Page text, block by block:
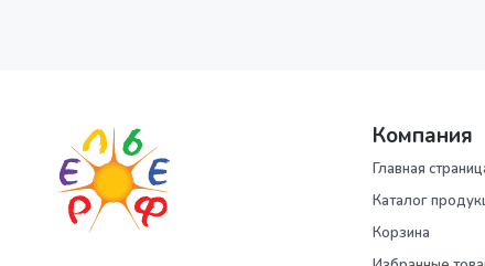
Компания
Главная
Каталог
Корзина